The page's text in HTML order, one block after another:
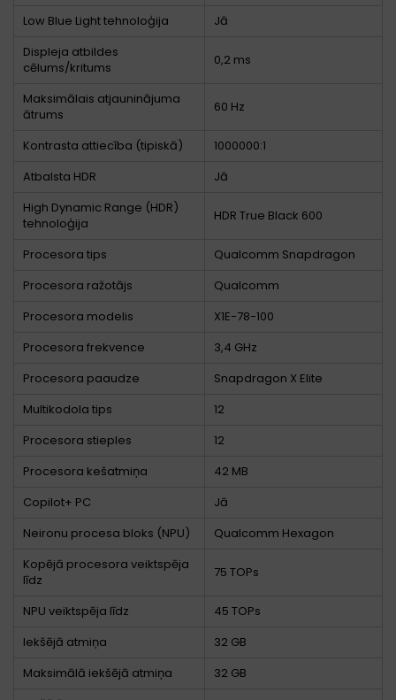
Low Blue Light tehnoloģija
Jā
Displeja atbildes
cēlums/kritums
0,2 ms
Maksimālais atjauninājuma
ātrums
60 Hz
Kontrasta attiecība (tipiskā)
1000000:1
Atbalsta HDR
Jā
High Dynamic Range (HDR)
tehnoloģija
HDR True Black 600
Procesora tips
Qualcomm Snapdragon
Procesora ražotājs
Qualcomm
Procesora modelis
X1E-78-100
Procesora frekvence
3,4 GHz
Procesora paaudze
Snapdragon X Elite
Multikodola tips
12
Procesora stieples
12
Procesora kešatmiņa
42 MB
Copilot+ PC
Jā
Neironu procesa bloks (NPU)
Qualcomm Hexagon
Kopējā procesora veiktspēja
līdz
75 TOPs
NPU veiktspēja līdz
45 TOPs
Iekšējā atmiņa
32 GB
Maksimālā iekšējā atmiņa
32 GB